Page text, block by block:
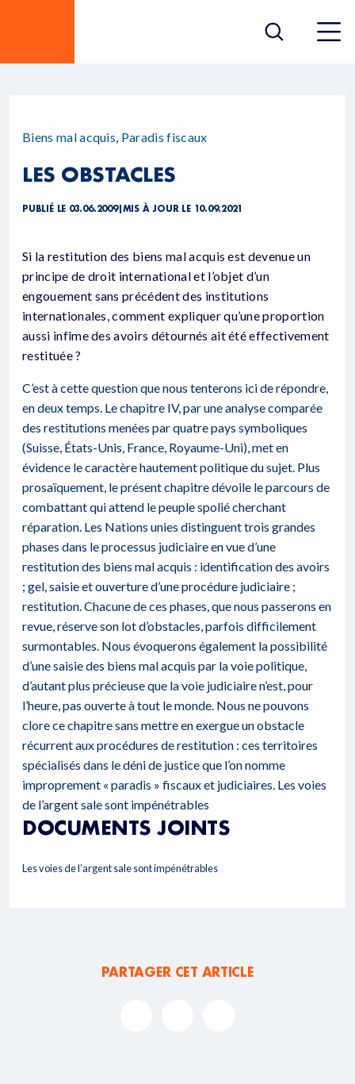
Biens mal acquis, Paradis fiscaux
LES OBSTACLES
PUBLIÉ LE 03.06.2009| MIS À JOUR LE 10.09.2021
Si la restitution des biens mal acquis est devenue un
principe de droit international et l’objet d’un
engouement sans précédent des institutions
internationales, comment expliquer qu’une proportion
aussi infime des avoirs détournés ait été effectivement
restituée ?
C’est à cette question que nous tenterons ici de répondre,
en deux temps. Le chapitre IV, par une analyse comparée
des restitutions menées par quatre pays symboliques
(Suisse, États-Unis, France, Royaume-Uni), met en
évidence le caractère hautement politique du sujet. Plus
prosaïquement, le présent chapitre dévoile le parcours de
combattant qui attend le peuple spolié cherchant
réparation. Les Nations unies distinguent trois grandes
phases dans le processus judiciaire en vue d’une
restitution des biens mal acquis : identification des avoirs
; gel, saisie et ouverture d’une procédure judiciaire ;
restitution. Chacune de ces phases, que nous passerons en
revue, réserve son lot d’obstacles, parfois difficilement
surmontables. Nous évoquerons également la possibilité
d’une saisie des biens mal acquis par la voie politique,
d’autant plus précieuse que la voie judiciaire n’est, pour
l’heure, pas ouverte à tout le monde. Nous ne pouvons
clore ce chapitre sans mettre en exergue un obstacle
récurrent aux procédures de restitution : ces territoires
spécialisés dans le déni de justice que l’on nomme
improprement « paradis » fiscaux et judiciaires. Les voies
de l’argent sale sont impénétrables
DOCUMENTS JOINTS
Les voies de l’argent sale sont impénétrables
PARTAGER CET ARTICLE